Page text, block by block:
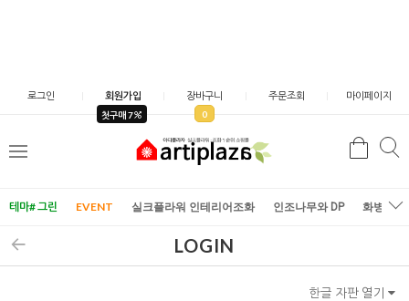
로그인 회원가입
첫구매 7
장바구니
0
주문조회 마이페이지
메
검
테마# 그린 EVENT 실크플라워 인테리어조화 인조나무와 DP 화병/화
LOGIN
한글 자판 열기